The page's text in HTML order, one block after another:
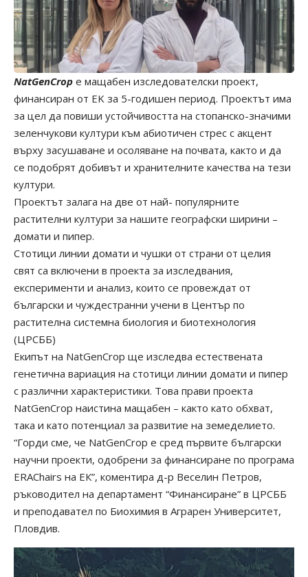
NatGenCrop е мащабен изследователски проект,
финансиран от ЕK за 5-годишен период. Проектът има
за цел да повиши устойчивостта на стопанско-значими
зеленчукови култури към абиотичен стрес с акцент
върху засушаване и осоляване на почвата, както и да
се подобрят добивът и хранителните качества на тези
култури.
Проектът залага на две от най- популярните
растителни култури за нашите географски ширини –
домати и пипер.
Стотици линии домати и чушки от страни от целия
свят са включени в проекта за изследвания,
експерименти и анализ, които се провеждат от
български и чуждестранни учени в Център по
растителна системна биология и биотехнология
(ЦРСББ)
Екипът на NatGenCrop ще изследва естествената
генетична вариация на стотици линии домати и пипер
с различни характеристики. Това прави проекта
NatGenCrop наистина мащабен – както като обхват,
така и като потенциал за развитие на земеделието.
“Горди сме, че NatGenCrop е сред първите български
научни проекти, одобрени за финансиране по програма
ERAChairs на ЕК”, коментира д-р Веселин Петров,
ръководител на департамент “Финансиране” в ЦРСББ
и преподавател по Биохимия в Аграрен Университет,
Пловдив.